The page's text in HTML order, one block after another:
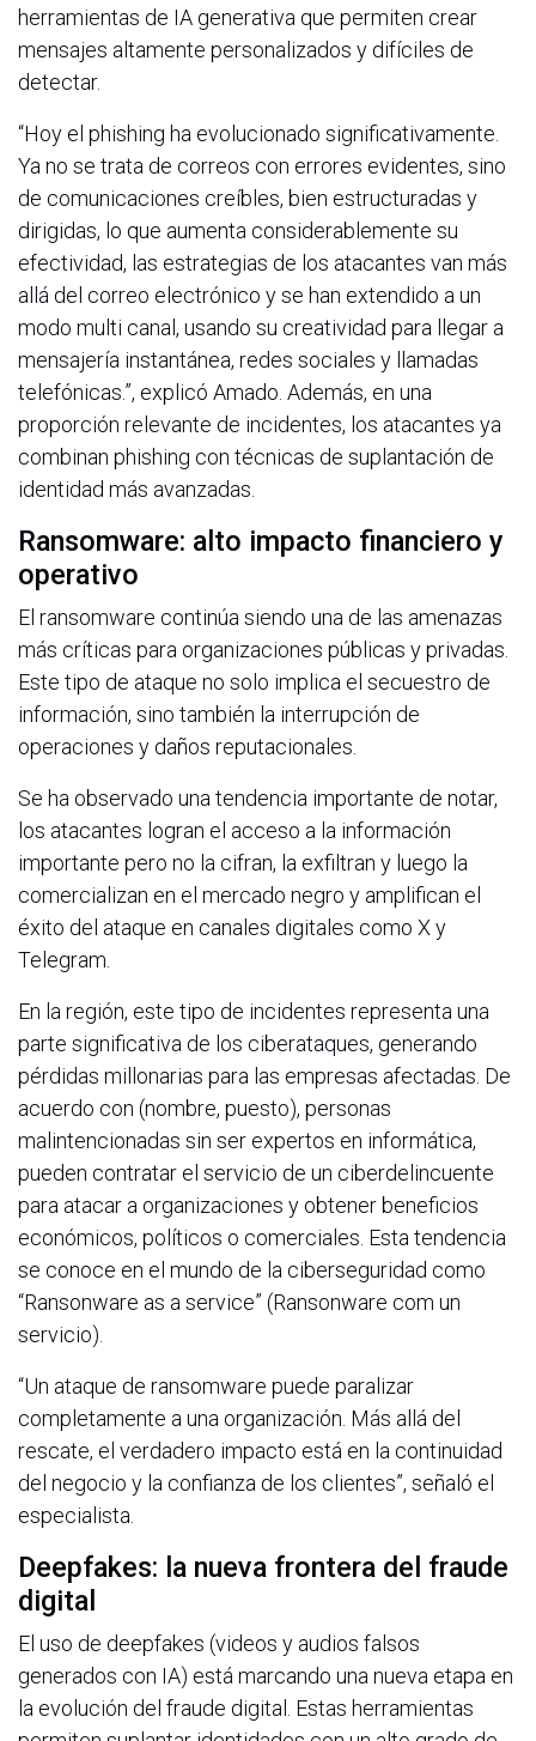
herramientas de IA generativa que permiten crear
mensajes altamente personalizados y difíciles de
detectar.
“Hoy el phishing ha evolucionado significativamente.
Ya no se trata de correos con errores evidentes, sino
de comunicaciones creíbles, bien estructuradas y
dirigidas, lo que aumenta considerablemente su
efectividad, las estrategias de los atacantes van más
allá del correo electrónico y se han extendido a un
modo multi canal, usando su creatividad para llegar a
mensajería instantánea, redes sociales y llamadas
telefónicas.”, explicó Amado. Además, en una
proporción relevante de incidentes, los atacantes ya
combinan phishing con técnicas de suplantación de
identidad más avanzadas.
Ransomware: alto impacto financiero y
operativo
El ransomware continúa siendo una de las amenazas
más críticas para organizaciones públicas y privadas.
Este tipo de ataque no solo implica el secuestro de
información, sino también la interrupción de
operaciones y daños reputacionales.
Se ha observado una tendencia importante de notar,
los atacantes logran el acceso a la información
importante pero no la cifran, la exfiltran y luego la
comercializan en el mercado negro y amplifican el
éxito del ataque en canales digitales como X y
Telegram.
En la región, este tipo de incidentes representa una
parte significativa de los ciberataques, generando
pérdidas millonarias para las empresas afectadas. De
acuerdo con (nombre, puesto), personas
malintencionadas sin ser expertos en informática,
pueden contratar el servicio de un ciberdelincuente
para atacar a organizaciones y obtener beneficios
económicos, políticos o comerciales. Esta tendencia
se conoce en el mundo de la ciberseguridad como
“Ransonware as a service” (Ransonware com un
servicio).
“Un ataque de ransomware puede paralizar
completamente a una organización. Más allá del
rescate, el verdadero impacto está en la continuidad
del negocio y la confianza de los clientes”, señaló el
especialista.
Deepfakes: la nueva frontera del fraude
digital
El uso de deepfakes (videos y audios falsos
generados con IA) está marcando una nueva etapa en
la evolución del fraude digital. Estas herramientas